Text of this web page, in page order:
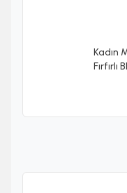
Kadın
Fırfırlı